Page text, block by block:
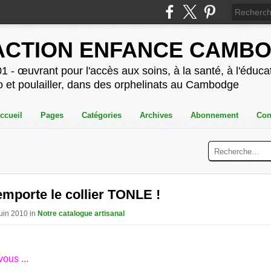
ENFANCE
- œuvrant pour l'accès aux soins, à la santé, à
et poulailler, dans des orphelinats au Cambodge
Pages Catégories Archives Abonnement
le collier TONLE !
2010 in Notre catalogue artisanal
...